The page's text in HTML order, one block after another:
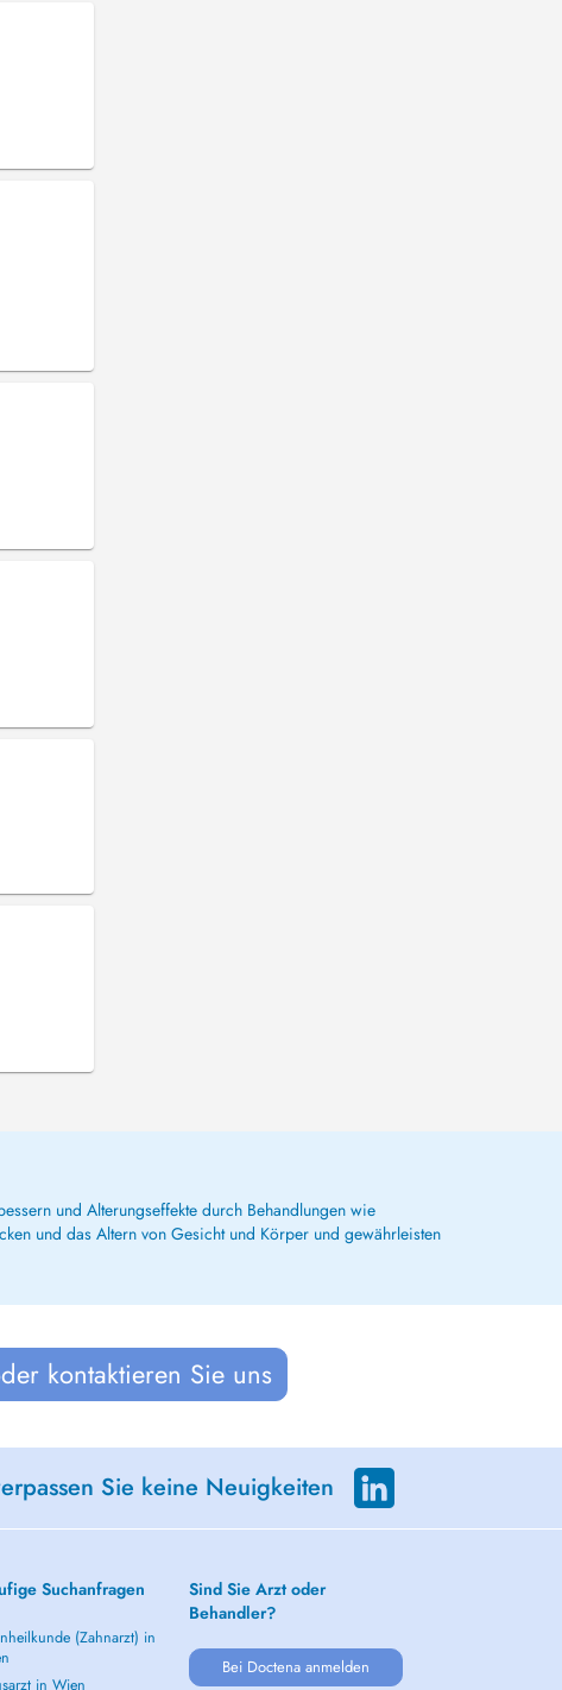
und Alterungseffekte durch Behandlungen wie
und das Altern von Gesicht und Körper und gewährleisten
kontaktieren Sie uns
Sie keine Neuigkeiten
Suchanfragen
(Zahnarzt) in
in Wien
Sind Sie Arzt oder
Behandler?
Bei Doctena anmelden